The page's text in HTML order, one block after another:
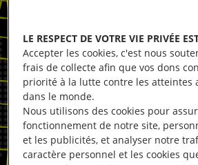
LE RESPECT DE VOTRE VIE PRIVÉE
Accepter les cookies, c'est nous
frais de collecte afin que vos dons
priorité à la lutte contre les atteintes
dans le monde.
Nous utilisons des cookies pour
fonctionnement de notre site,
et les publicités, et analyser notre
caractère personnel et les cookies